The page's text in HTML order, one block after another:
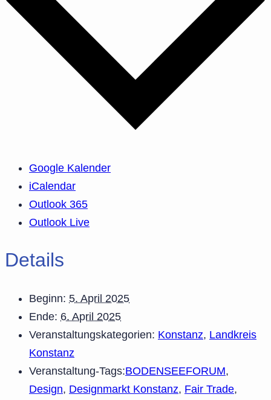
Google Kalender
iCalendar
Outlook 365
Outlook Live
Details
Beginn: 5. April 2025
Ende: 6. April 2025
Veranstaltungskategorien: Konstanz, Landkreis
Konstanz
Veranstaltung-Tags:BODENSEEFORUM,
Design, Designmarkt Konstanz, Fair Trade,